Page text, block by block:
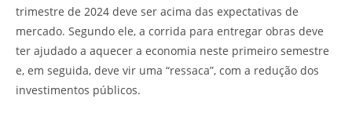
trimestre de 2024 deve ser acima das expectativas de
mercado. Segundo ele, a corrida para entregar obras deve
ter ajudado a aquecer a economia neste primeiro semestre
e, em seguida, deve vir uma “ressaca”, com a redução dos
investimentos públicos.